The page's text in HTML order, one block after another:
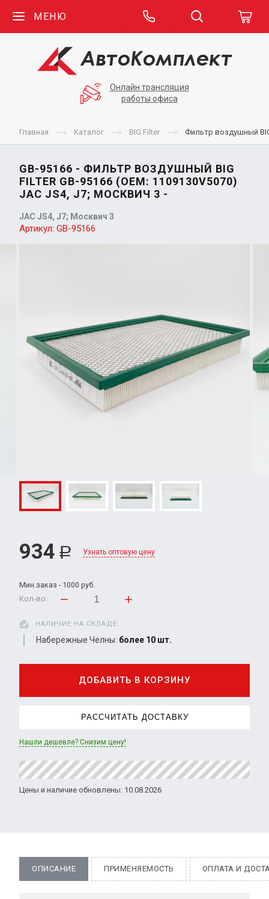
МЕНЮ
Онлайн трансляция
работы офиса
Главная Каталог BIG Filter Фильтр воздушный
GB-95166 - ФИЛЬТР ВОЗДУШНЫЙ BIG
FILTER GB-95166 (OEM: 1109130V5070)
JAC JS4, J7; МОСКВИЧ 3 -
JAC JS4, J7; Москвич 3
Артикул: GB-95166
934 Р Узнать оптовую цену
Мин.заказ - 1000 руб.
Кол-во:
НАЛИЧИЕ НА СКЛАДЕ:
Набережные Челны: более 10 шт.
ДОБАВИТЬ В КОРЗИНУ
РАССЧИТАТЬ ДОСТАВКУ
Нашли дешевле? Снизим цену!
Цены и наличие обновлены: 10.08.2026
ОПИСАНИЕ ПРИМЕНЯЕМОСТЬ ОПЛАТА И